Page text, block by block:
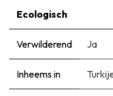
Ecologisch
Verwilderend Ja
Inheems in